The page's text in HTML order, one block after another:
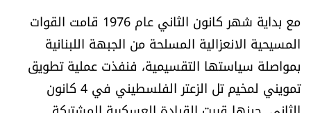
مع بداية شهر كانون الثاني عام 1976 قامت القوات
المسيحية الانعزالية المسلحة من الجبهة اللبنانية
بمواصلة سياستها التقسيمية، فنفذت عملية تطويق
تمويني لمخيم تل الزعتر الفلسطيني في 4 كانون